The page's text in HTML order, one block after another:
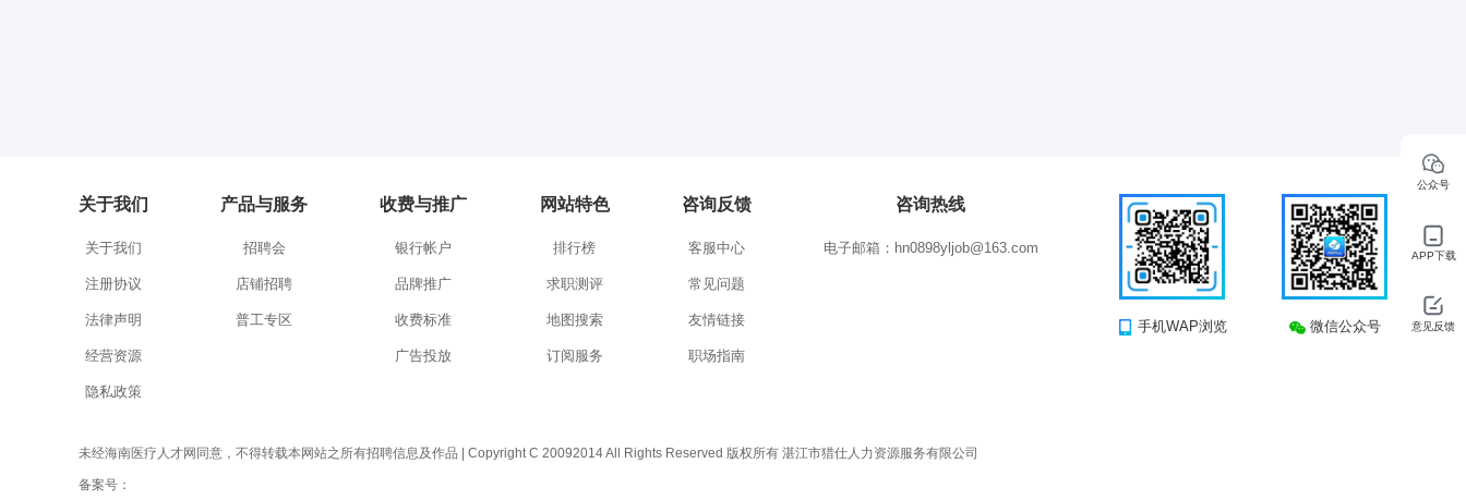
关于我们
关于我们
注册协议
法律声明
经营资源
隐私政策
产品与服务
招聘会
店铺招聘
普工专区
收费与推广
银行帐户
品牌推广
收费标准
广告投放
网站特色
排行榜
求职测评
地图搜索
订阅服务
咨询反馈
客服中心
常见问题
友情链接
职场指南
咨询热线
电子邮箱：hn0898yljob@163.com
手机WAP浏览 微信公众号
未经海南医疗人才网同意，不得转载本网站之所有招聘信息及作品 | Copyright C 20092014 All Rights Reserved 版权所有 湛江市猎仕人力资源服务有限公司
备案号：
公众号
APP下载
意见反馈